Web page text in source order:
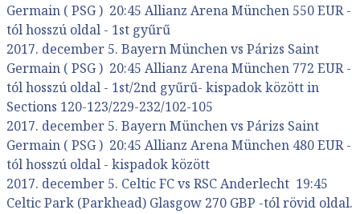
Germain ( PSG ) 20:45 Allianz Arena München 550 EUR -
tól hosszú oldal - 1st gyűrű
2017. december 5. Bayern München vs Párizs Saint
Germain ( PSG ) 20:45 Allianz Arena München 772 EUR -
tól hosszú oldal - 1st/2nd gyűrű- kispadok között in
Sections 120-123/229-232/102-105
2017. december 5. Bayern München vs Párizs Saint
Germain ( PSG ) 20:45 Allianz Arena München 480 EUR -
tól hosszú oldal - kispadok között
2017. december 5. Celtic FC vs RSC Anderlecht 19:45
Celtic Park (Parkhead) Glasgow 270 GBP -tól rövid oldal.